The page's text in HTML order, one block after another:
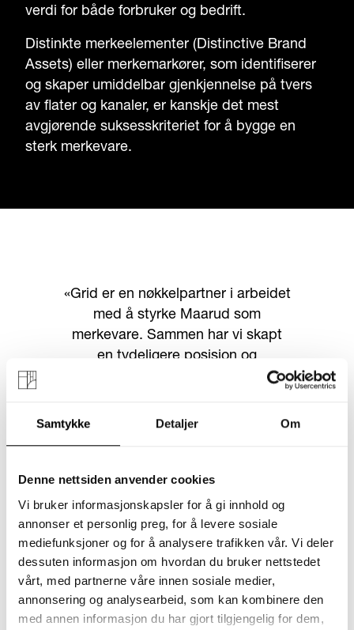
Samtykke Detaljer Om
Denne nettsiden anvender cookies
Vi bruker informasjonskapsler for å gi innhold og
annonser et personlig preg, for å levere sosiale
mediefunksjoner og for å analysere trafikken vår. Vi deler
dessuten informasjon om hvordan du bruker nettstedet
vårt, med partnerne våre innen sosiale medier,
annonsering og analysearbeid, som kan kombinere den
med annen informasjon du har gjort tilgjengelig for dem,
verdi for både forbruker og bedrift.
Distinkte merkeelementer (Distinctive Brand
Assets) eller merkemarkører, som identifiserer
og skaper umiddelbar gjenkjennelse på tvers
av flater og kanaler, er kanskje det mest
avgjørende suksesskriteriet for å bygge en
sterk merkevare.
«Grid er en nøkkelpartner i arbeidet
med å styrke Maarud som
merkevare. Sammen har vi skapt
en tydeligere posisjon og
gjennomført et redesign av hele
økt konkurransekraft, større intern
svært kompetent og en fryd å
jobbe med!»
Michael George, Brand Design Manager,
Maarud AS